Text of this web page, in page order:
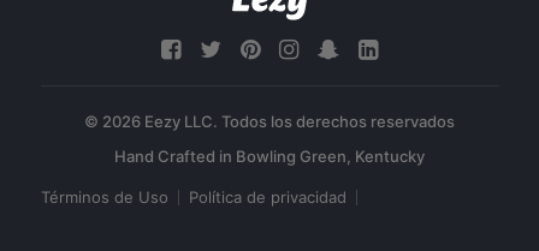
© 2026 Eezy LLC. Todos los derechos reservados
Términos de Uso Política de privacidad